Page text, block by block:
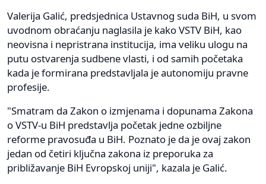
Valerija Galić, predsjednica Ustavnog suda BiH, u svom
uvodnom obraćanju naglasila je kako VSTV BiH, kao
neovisna i nepristrana institucija, ima veliku ulogu na
putu ostvarenja sudbene vlasti, i od samih početaka
kada je formirana predstavljala je autonomiju pravne
profesije.
"Smatram da Zakon o izmjenama i dopunama Zakona
o VSTV-u BiH predstavlja početak jedne ozbiljne
reforme pravosuđa u BiH. Poznato je da je ovaj zakon
jedan od četiri ključna zakona iz preporuka za
približavanje BiH Evropskoj uniji", kazala je Galić.